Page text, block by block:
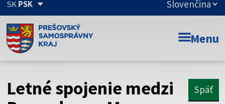
SKPSK
Doména psk.sk je oficiálna
Toto je oficiálna webová stránka Prešovského
Táto stránka je zabezpečená
Menu
Letné spojenie medzi
Späť